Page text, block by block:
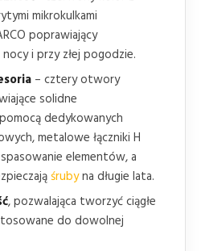
mikrokulkami
poprawiający
i przy złej pogodzie.
– cztery otwory
solidne
dedykowanych
metalowe łączniki H
elementów, a
śrubyna długie lata.
, pozwalająca tworzyć ciągłe
do dowolnej